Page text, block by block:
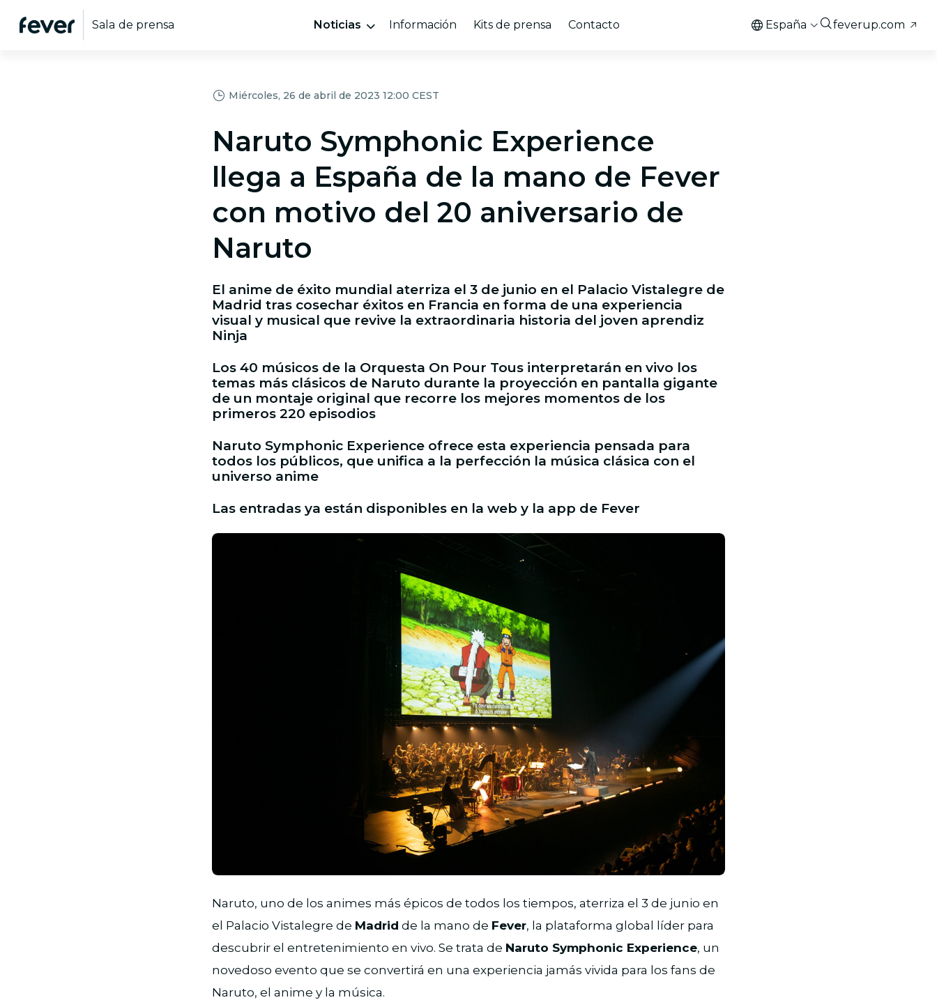
Sala de prensa Noticias Información Kits de prensa Contacto España feverup.com
Miércoles, 26 de abril de 2023 12:00 CEST
Naruto Symphonic Experience
llega a España de la mano de Fever
con motivo del 20 aniversario de
Naruto
El anime de éxito mundial aterriza el 3 de junio en el Palacio Vistalegre de
Madrid tras cosechar éxitos en Francia en forma de una experiencia
visual y musical que revive la extraordinaria historia del joven aprendiz
Ninja
Los 40 músicos de la Orquesta On Pour Tous interpretarán en vivo los
temas más clásicos de Naruto durante la proyección en pantalla gigante
de un montaje original que recorre los mejores momentos de los
primeros 220 episodios
Naruto Symphonic Experience ofrece esta experiencia pensada para
todos los públicos, que unifica a la perfección la música clásica con el
universo anime
Las entradas ya están disponibles en la web y la app de Fever
Naruto, uno de los animes más épicos de todos los tiempos, aterriza el 3 de junio en
el Palacio Vistalegre de Madrid de la mano de Fever, la plataforma global líder para
descubrir el entretenimiento en vivo. Se trata de Naruto Symphonic Experience, un
novedoso evento que se convertirá en una experiencia jamás vivida para los fans de
Naruto, el anime y la música.